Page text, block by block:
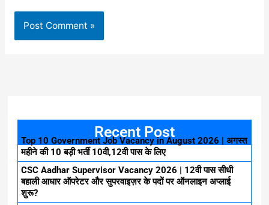
Recent Post
Top 10 Government Job Vacancy in August 2026 | अगस्त
महीने की 10 बड़ी भर्ती 10वी,12वी पास के लिए
CSC Aadhar Supervisor Vacancy 2026 | 12वी पास सीधी
बहाली आधार ऑपरेटर और सुपरवाइज़र के पदों पर ऑनलाइन अप्लाई
शुरू?